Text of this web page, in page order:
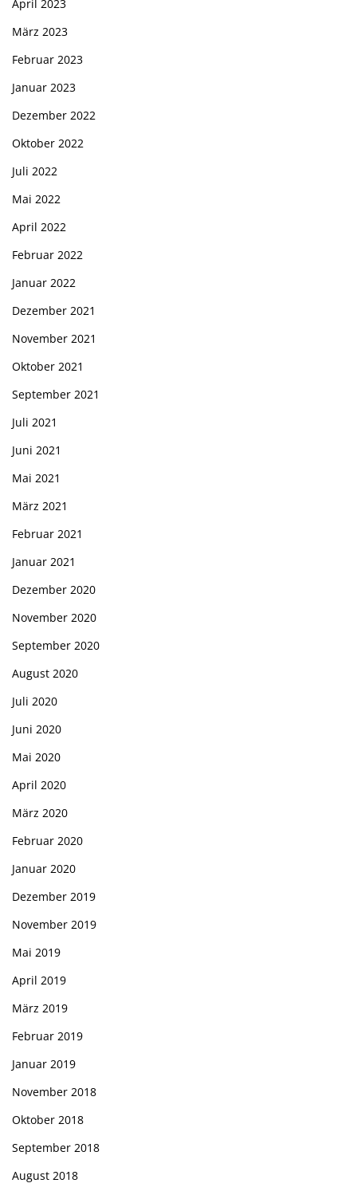
April 2023
März 2023
Februar 2023
Januar 2023
Dezember 2022
Oktober 2022
Juli 2022
Mai 2022
April 2022
Februar 2022
Januar 2022
Dezember 2021
November 2021
Oktober 2021
September 2021
Juli 2021
Juni 2021
Mai 2021
März 2021
Februar 2021
Januar 2021
Dezember 2020
November 2020
September 2020
August 2020
Juli 2020
Juni 2020
Mai 2020
April 2020
März 2020
Februar 2020
Januar 2020
Dezember 2019
November 2019
Mai 2019
April 2019
März 2019
Februar 2019
Januar 2019
November 2018
Oktober 2018
September 2018
August 2018